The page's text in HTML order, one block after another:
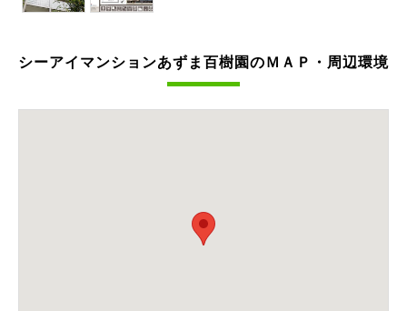
シーアイマンションあずま百樹園のＭＡＰ・周辺環境